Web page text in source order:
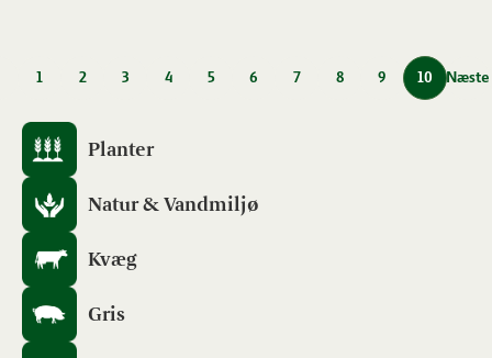
1 2 3 4 5 6 7 8 9 10 Næste
Planter
Natur & Vandmiljø
Kvæg
Gris